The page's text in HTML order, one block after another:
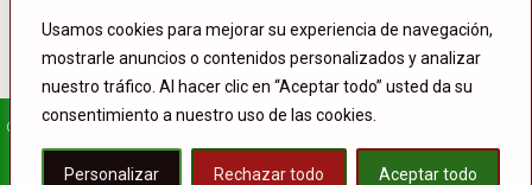
Usamos cookies para mejorar su experiencia de navegación,
mostrarle anuncios o contenidos personalizados y analizar
nuestro tráfico. Al hacer clic en “Aceptar todo” usted da su
consentimiento a nuestro uso de las cookies.
Personalizar Rechazar todo Aceptar todo
© Copyright Lasvocesdelpueblo
Homepage POLÍTICA ESPAÑA GENTE INTERNACIONAL